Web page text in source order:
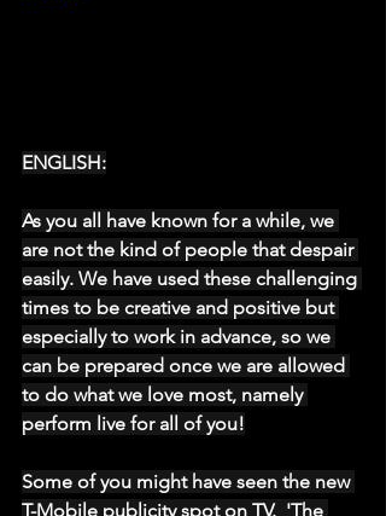
ENGLISH:
As you all have known for a while, we
are not the kind of people that despair
easily. We have used these challenging
times to be creative and positive but
especially to work in advance, so we
can be prepared once we are allowed
to do what we love most, namely
perform live for all of you!
Some of you might have seen the new
T-Mobile publicity spot on TV.  'The